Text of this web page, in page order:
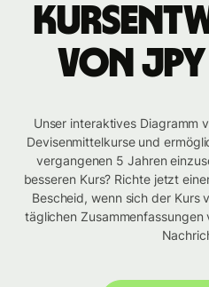
von JPY
Unser interaktives Diagramm
Devisenmittelkurse und
vergangenen 5 Jahren
besseren Kurs? Richte jetzt
Bescheid, wenn sich der Kurs
täglichen